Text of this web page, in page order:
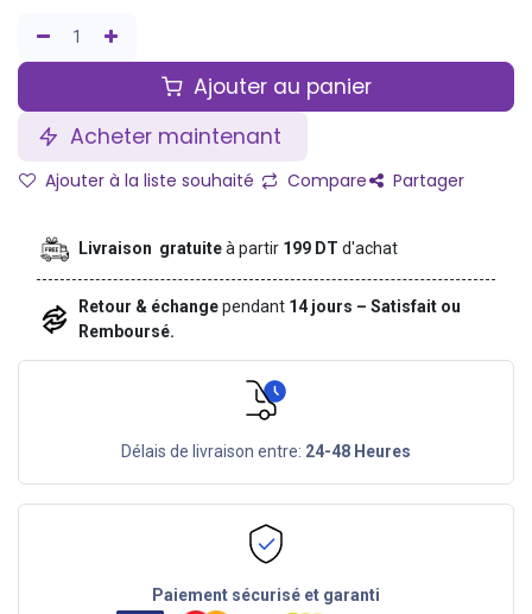
Ajouter au panier
Acheter maintenant
Ajouter à la liste souhaité Compare Partager
Livraison gratuiteà partir 199 DTd'achat
Retour & échangependant 14 jours – Satisfait ou
Remboursé.
Délais de livraison entre: 24-48 Heures
Paiement sécurisé et garanti